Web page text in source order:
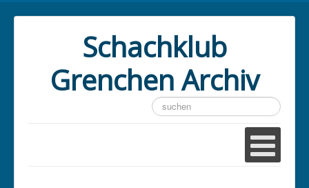
Schachklub
Grenchen Archiv
Suchen
...